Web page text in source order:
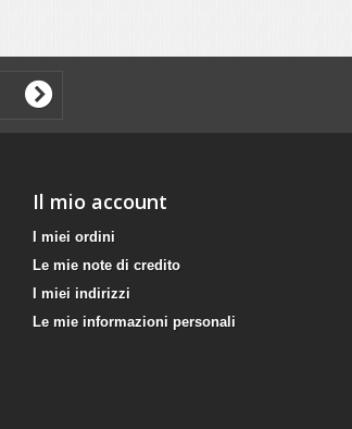
Il mio account
I miei ordini
Le mie note di credito
I miei indirizzi
Le mie informazioni personali